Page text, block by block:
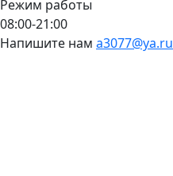
Режим работы
08:00-21:00
Напишите нам a3077@ya.ru